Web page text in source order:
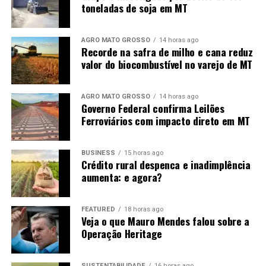
Hospital Regional de Sorriso – 75%
Hospital Regional de Sinop – 80%
toneladas de soja em MT
AGRO MATO GROSSO 14 horas ago
Recorde na safra de milho e cana reduz
valor do biocombustível no varejo de MT
AGRO MATO GROSSO 14 horas ago
Governo Federal confirma Leilões
Ferroviários com impacto direto em MT
BUSINESS 15 horas ago
Crédito rural despenca e inadimplência
aumenta: e agora?
FEATURED 18 horas ago
Veja o que Mauro Mendes falou sobre a
Operação Heritage